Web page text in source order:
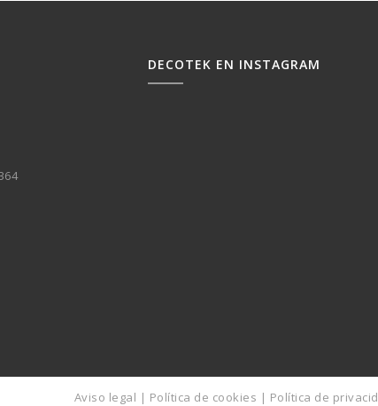
DECOTEK EN INSTAGRAM
Aviso legal | Política de cookies | Política de